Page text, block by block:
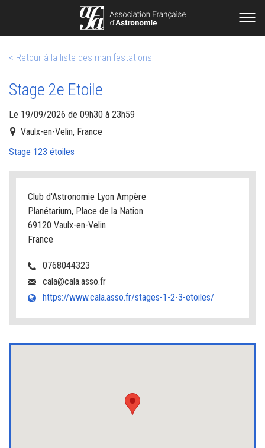
< Retour à la liste des manifestations
Stage 2e Etoile
Le 19/09/2026 de 09h30 à 23h59
Vaulx-en-Velin, France
Stage 123 étoiles
Club d'Astronomie Lyon Ampère
Planétarium, Place de la Nation
69120 Vaulx-en-Velin
France
0768044323
cala@cala.asso.fr
https://www.cala.asso.fr/stages-1-2-3-etoiles/